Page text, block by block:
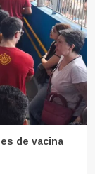
de vacina